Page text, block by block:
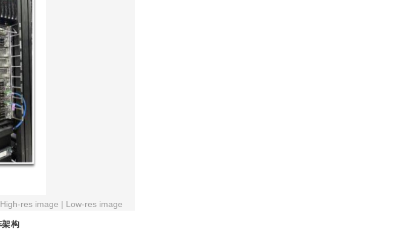
High-res image | Low-res image
架构